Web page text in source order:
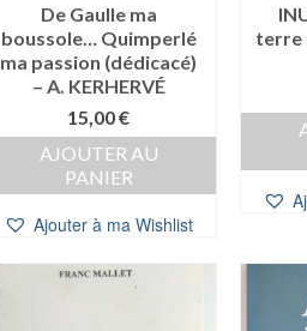
De Gaulle ma
boussole… Quimperlé
ma passion (dédicacé)
– A. KERHERVÉ
15,00€
AJOUTER AU
PANIER
Ajouter à ma Wishlist
terre